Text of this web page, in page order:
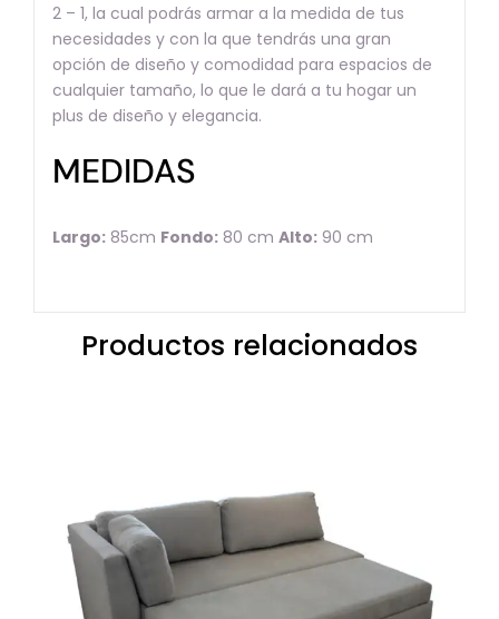
2 – 1, la cual podrás armar a la medida de tus
necesidades y con la que tendrás una gran
opción de diseño y comodidad para espacios de
cualquier tamaño, lo que le dará a tu hogar un
plus de diseño y elegancia.
MEDIDAS
Largo:85cm Fondo:80 cm Alto:90 cm
Productos relacionados